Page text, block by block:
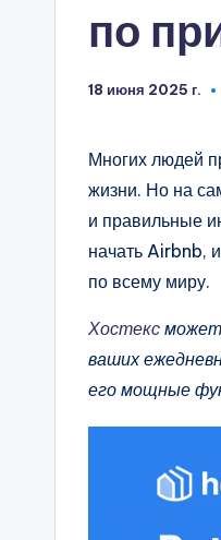
по
18 июня 2025 г.
Многих людей
жизни. Но на
и правильные
начать Airbnb,
по всему миру.
Хостекс может
ваших
его мощные